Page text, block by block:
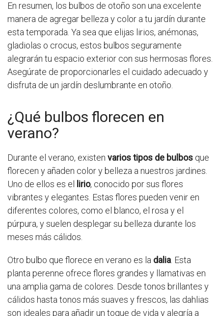
En resumen, los bulbos de otoño son una excelente
manera de agregar belleza y color a tu jardín durante
esta temporada. Ya sea que elijas lirios, anémonas,
gladiolas o crocus, estos bulbos seguramente
alegrarán tu espacio exterior con sus hermosas flores.
Asegúrate de proporcionarles el cuidado adecuado y
disfruta de un jardín deslumbrante en otoño.
¿Qué bulbos florecen en
verano?
Durante el verano, existen varios tipos de bulbos que
florecen y añaden color y belleza a nuestros jardines.
Uno de ellos es el
lirio, conocido por sus flores
vibrantes y elegantes. Estas flores pueden venir en
diferentes colores, como el blanco, el rosa y el
púrpura, y suelen desplegar su belleza durante los
meses más cálidos.
Otro bulbo que florece en verano es la dalia. Esta
planta perenne ofrece flores grandes y llamativas en
una amplia gama de colores. Desde tonos brillantes y
cálidos hasta tonos más suaves y frescos, las dahlias
son ideales para añadir un toque de vida y alegría a